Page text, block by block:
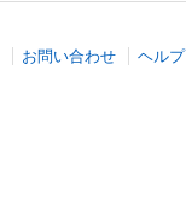
お問い合わせ ヘルプ